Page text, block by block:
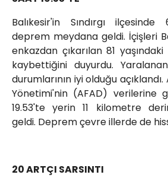
Balıkesir'in Sındırgı
deprem meydana geldi. İçişleri
enkazdan çıkarılan 81
kaybettiğini duyurdu.
durumlarının iyi olduğu
Yönetimi'nin (AFAD) verilerine
19.53'te yerin 11 kilometre
geldi. Deprem çevre illerde de
20 ARTÇI SARSINTI